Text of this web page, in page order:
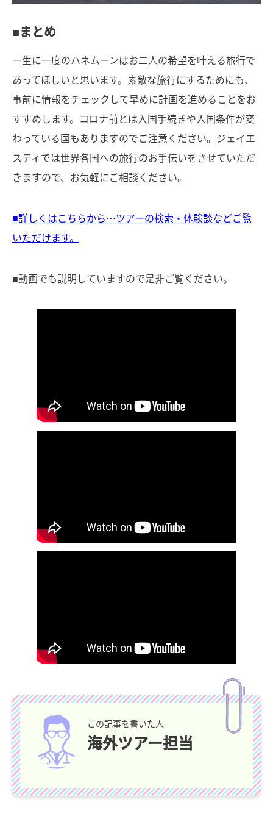
■まとめ
一生に一度のハネムーンはお二人の希望を叶える旅行で
あってほしいと思います。素敵な旅行にするためにも、
事前に情報をチェックして早めに計画を進めることをお
すすめします。コロナ前とは入国手続きや入国条件が変
わっている国もありますのでご注意ください。ジェイエ
スティでは世界各国への旅行のお手伝いをさせていただ
きますので、お気軽にご相談ください。
■詳しくはこちらから…ツアーの検索・体験談などご覧
いただけます。
■動画でも説明していますので是非ご覧ください。
この記事を書いた人
海外ツアー担当